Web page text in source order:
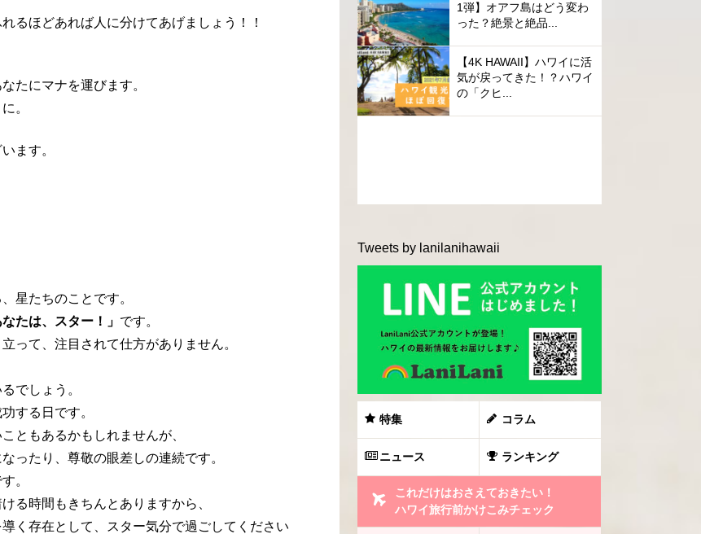
るほどあれば人に分けてあげましょう！！
たにマナを運びます。
。
ます。
星たちのことです。
なたは、スター！」 です。
って、注目されて仕方がありません。
でしょう。
する日です。
ともあるかもしれませんが、
ったり、尊敬の眼差しの連続です。
。
る時間もきちんとありますから、
く存在として、スター気分で過ごしてください
1弾】オアフ島はどう変わ
った？絶景と絶品...
【4K HAWAII】ハワイに活
気が戻ってきた！？ハワイ
の「クヒ...
Tweets by lanilanihawaii
特集 コラム
ニュース ランキング
これだけはおさえておきたい！
ハワイ旅行前かけこみチェック